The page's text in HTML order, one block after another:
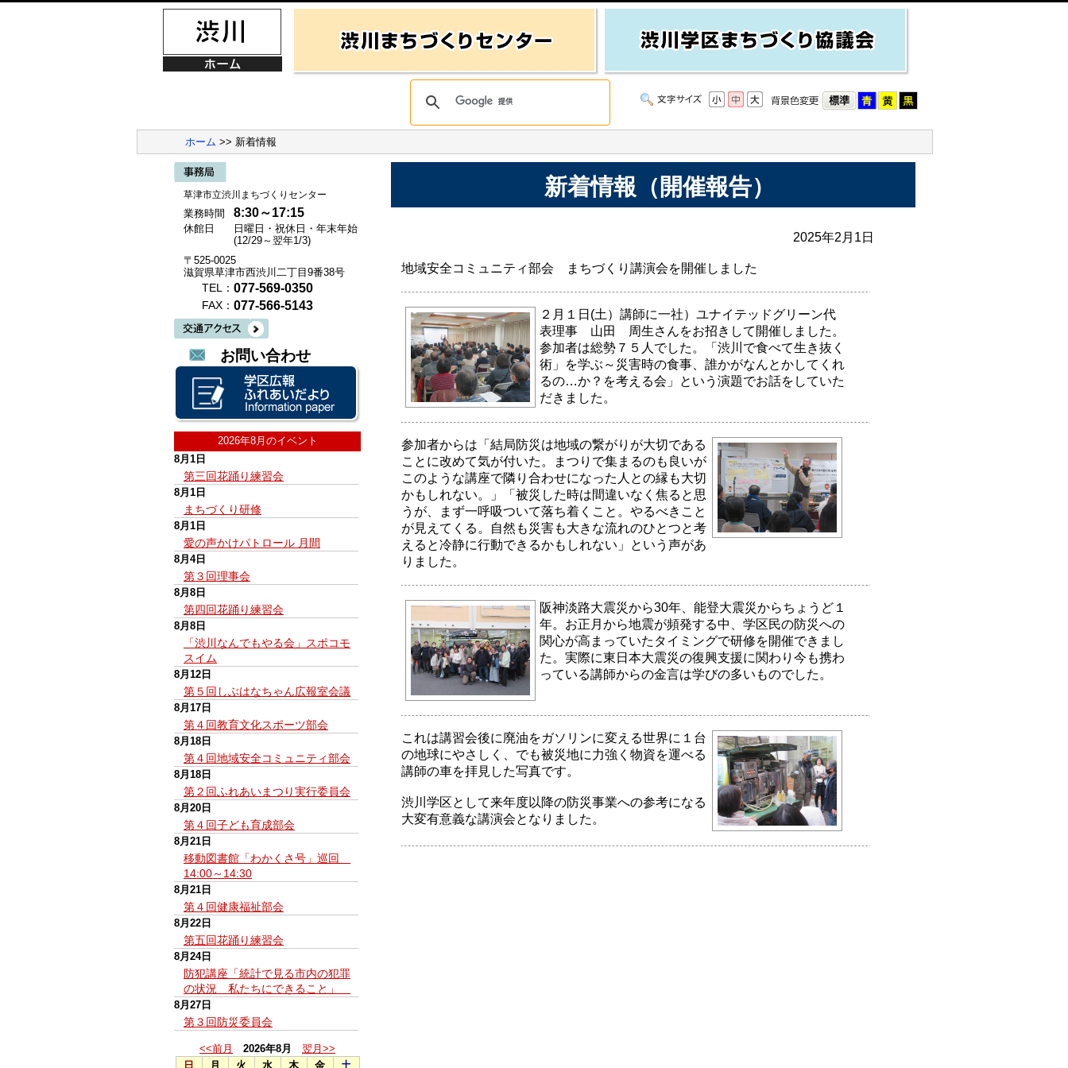
ホーム >> 新着情報
草津市立渋川まちづくりセンター
業務時間 8:30～17:15
休館日
日曜日・祝休日・年末年始
(12/29～翌年1/3)
〒525-0025
滋賀県草津市西渋川二丁目9番38号
TEL： 077-569-0350
FAX： 077-566-5143
お問い合わせ
2026年8月のイベント
8月1日
第三回花踊り練習会
8月1日
まちづくり研修
8月1日
愛の声かけパトロール 月間
8月4日
第３回理事会
8月8日
第四回花踊り練習会
8月8日
「渋川なんでもやる会」スポコモ
スイム
8月12日
第５回しぶはなちゃん広報室会議
8月17日
第４回教育文化スポーツ部会
8月18日
第４回地域安全コミュニティ部会
8月18日
第２回ふれあいまつり実行委員会
8月20日
第４回子ども育成部会
8月21日
移動図書館「わかくさ号」巡回
14:00～14:30
8月21日
第４回健康福祉部会
8月22日
第五回花踊り練習会
8月24日
防犯講座「統計で見る市内の犯罪
の状況 私たちにできること」
8月27日
第３回防災委員会
<<前月 2026年8月
翌月>>
日
月 火 水 木 金 土
新着情報（開催報告）
2025年2月1日
地域安全コミュニティ部会 まちづくり講演会を開催しました
２月１日(土）講師に一社）ユナイテッドグリーン代
表理事 山田 周生さんをお招きして開催しました。
参加者は総勢７５人でした。「渋川で食べて生き抜く
術」を学ぶ～災害時の食事、誰かがなんとかしてくれ
るの…か？を考える会」という演題でお話をしていた
だきました。
参加者からは「結局防災は地域の繋がりが大切である
ことに改めて気が付いた。まつりで集まるのも良いが
このような講座で隣り合わせになった人との縁も大切
かもしれない。」「被災した時は間違いなく焦ると思
うが、まず一呼吸ついて落ち着くこと。やるべきこと
が見えてくる。自然も災害も大きな流れのひとつと考
えると冷静に行動できるかもしれない」という声があ
りました。
阪神淡路大震災から30年、能登大震災からちょうど１
年。お正月から地震が頻発する中、学区民の防災への
関心が高まっていたタイミングで研修を開催できまし
た。実際に東日本大震災の復興支援に関わり今も携わ
っている講師からの金言は学びの多いものでした。
これは講習会後に廃油をガソリンに変える世界に１台
の地球にやさしく、でも被災地に力強く物資を運べる
講師の車を拝見した写真です。
渋川学区として来年度以降の防災事業への参考になる
大変有意義な講演会となりました。